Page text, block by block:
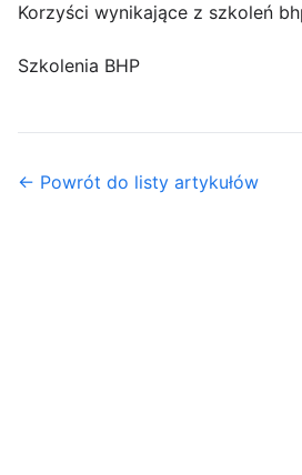
Korzyści wynikające z szkoleń
Szkolenia BHP
← Powrót do listy artykułów